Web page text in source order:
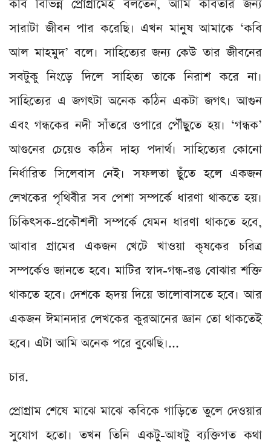
কবি বিভিন্ন প্রোগ্রামেই বলতেন, আমি কবিতার জন্য
সারাটা জীবন পার করেছি। এখন মানুষ আমাকে ‘কবি
আল মাহমুদ’ বলে। সাহিত্যের জন্য কেউ তার জীবনের
সবটুকু নিংড়ে দিলে সাহিত্য তাকে নিরাশ করে না।
সাহিত্যের এ জগৎটা অনেক কঠিন একটা জগৎ। আগুন
এবং গন্ধকের নদী সাঁতরে ওপারে পৌঁছুতে হয়। ‘গন্ধক’
আগুনের চেয়েও কঠিন দাহ্য পদার্থ। সাহিত্যের কোনো
নির্ধারিত সিলেবাস নেই। সফলতা ছুঁতে হলে একজন
লেখকের পৃথিবীর সব পেশা সম্পর্কে ধারণা থাকতে হয়।
চিকিৎসক-প্রকৌশলী সম্পর্কে যেমন ধারণা থাকতে হবে,
আবার গ্রামের একজন খেটে খাওয়া কৃষকের চরিত্র
সম্পর্কেও জানতে হবে। মাটির স্বাদ-গন্ধ-রঙ বোঝার শক্তি
থাকতে হবে। দেশকে হৃদয় দিয়ে ভালোবাসতে হবে। আর
একজন ঈমানদার লেখকের কুরআনের জ্ঞান তো থাকতেই
হবে। এটা আমি অনেক পরে বুঝেছি।...
চার.
প্রোগ্রাম শেষে মাঝে মাঝে কবিকে গাড়িতে তুলে দেওয়ার
সুযোগ হতো। তখন তিনি একটু-আধটু ব্যক্তিগত কথা